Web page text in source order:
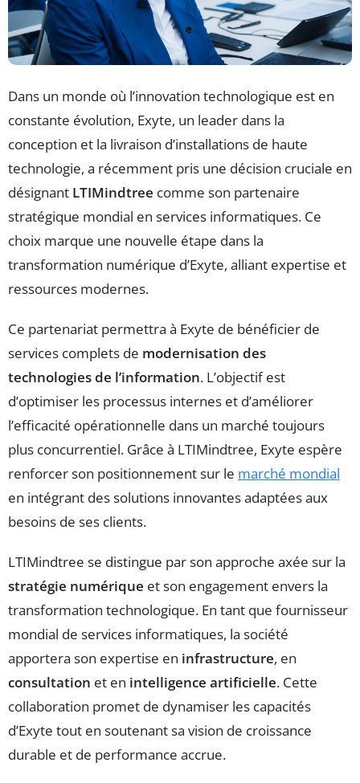
Dans un monde où l’innovation technologique est en
constante évolution, Exyte, un leader dans la
conception et la livraison d’installations de haute
technologie, a récemment pris une décision cruciale en
désignant LTIMindtree comme son partenaire
stratégique mondial en services informatiques. Ce
choix marque une nouvelle étape dans la
transformation numérique d’Exyte, alliant expertise et
ressources modernes.
Ce partenariat permettra à Exyte de bénéficier de
services complets de modernisation des
technologies de l’information. L’objectif est
d’optimiser les processus internes et d’améliorer
l’efficacité opérationnelle dans un marché toujours
plus concurrentiel. Grâce à LTIMindtree, Exyte espère
renforcer son positionnement sur le marché mondial
en intégrant des solutions innovantes adaptées aux
besoins de ses clients.
LTIMindtree se distingue par son approche axée sur la
stratégie numérique et son engagement envers la
transformation technologique. En tant que fournisseur
mondial de services informatiques, la société
apportera son expertise en infrastructure, en
consultation et en intelligence artificielle. Cette
collaboration promet de dynamiser les capacités
d’Exyte tout en soutenant sa vision de croissance
durable et de performance accrue.